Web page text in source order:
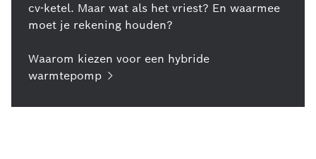
cv-ketel. Maar wat als het vriest? En waarmee
moet je rekening houden?
Waarom kiezen voor een hybride
warmtepomp